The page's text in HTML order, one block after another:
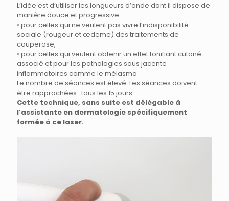
L’idée est d’utiliser les longueurs d’onde dont il dispose de
manière douce et progressive :
• pour celles qui ne veulent pas vivre l’indisponibilité
sociale (rougeur et œdeme) des traitements de
couperose,
• pour celles qui veulent obtenir un effet tonifiant cutané
associé et pour les pathologies sous jacente
inflammatoires comme le mélasma.
Le nombre de séances est élevé. Les séances doivent
être rapprochées : tous les 15 jours.
Cette technique, sans suite est délégable à
l’assistante en dermatologie spécifiquement
formée à ce laser.